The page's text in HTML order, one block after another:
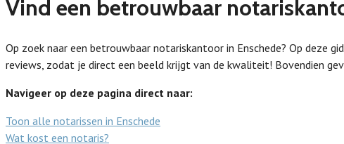
Vind een betrouwbaar
Op zoek naar een betrouwbaar notariskantoor in Enschede? Op deze
reviews, zodat je direct een beeld krijgt van de kwaliteit! Bovendien
Navigeer op deze pagina direct naar:
Toon alle notarissen in Enschede
Wat kost een notaris?